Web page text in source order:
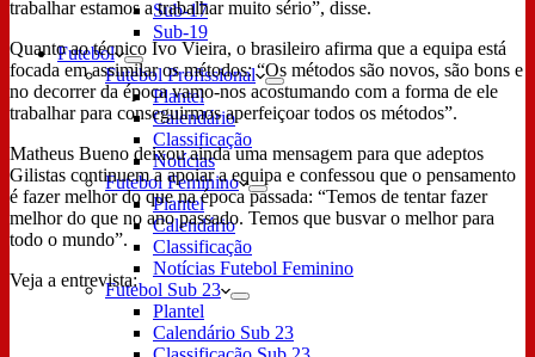
Sub-17
Sub-19
Futebol
Futebol Profissional
Plantel
Calendário
Classificação
Notícias
Futebol Feminino
Plantel
Calendário
Classificação
Notícias Futebol Feminino
Futebol Sub 23
Plantel
Calendário Sub 23
trabalhar estamos a trabalhar muito sério”, disse.
Quanto ao técnico Ivo Vieira, o brasileiro afirma que a equipa está
focada em assimilar os métodos: “Os métodos são novos, são bons e
no decorrer da época vamo-nos acostumando com a forma de ele
trabalhar para conseguirmos aperfeiçoar todos os métodos”.
Matheus Bueno deixou ainda uma mensagem para que adeptos
Gilistas continuem a apoiar a equipa e confessou que o pensamento
é fazer melhor do que na época passada: “Temos de tentar fazer
melhor do que no ano passado. Temos que busvar o melhor para
todo o mundo”.
Veja a entrevista: